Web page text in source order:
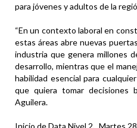
para jóvenes y adultos de la
“En un contexto laboral en
estas áreas abre nuevas
industria que genera millones
desarrollo, mientras que el
habilidad esencial para
que quiera tomar decisiones
Aguilera.
Inicio de Data Nivel 2, Martes